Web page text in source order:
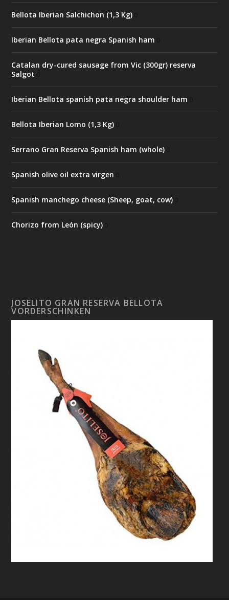
Bellota Iberian Salchichon (1,3 Kg)
Iberian Bellota pata negra Spanish ham
Catalan dry-cured sausage from Vic (300gr) reserva
Salgot
Iberian Bellota spanish pata negra shoulder ham
Bellota Iberian Lomo (1,3 Kg)
Serrano Gran Reserva Spanish ham (whole)
Spanish olive oil extra virgen
Spanish manchego cheese (Sheep, goat, cow)
Chorizo from León (spicy)
JOSELITO GRAN RESERVA BELLOTA
VORDERSCHINKEN